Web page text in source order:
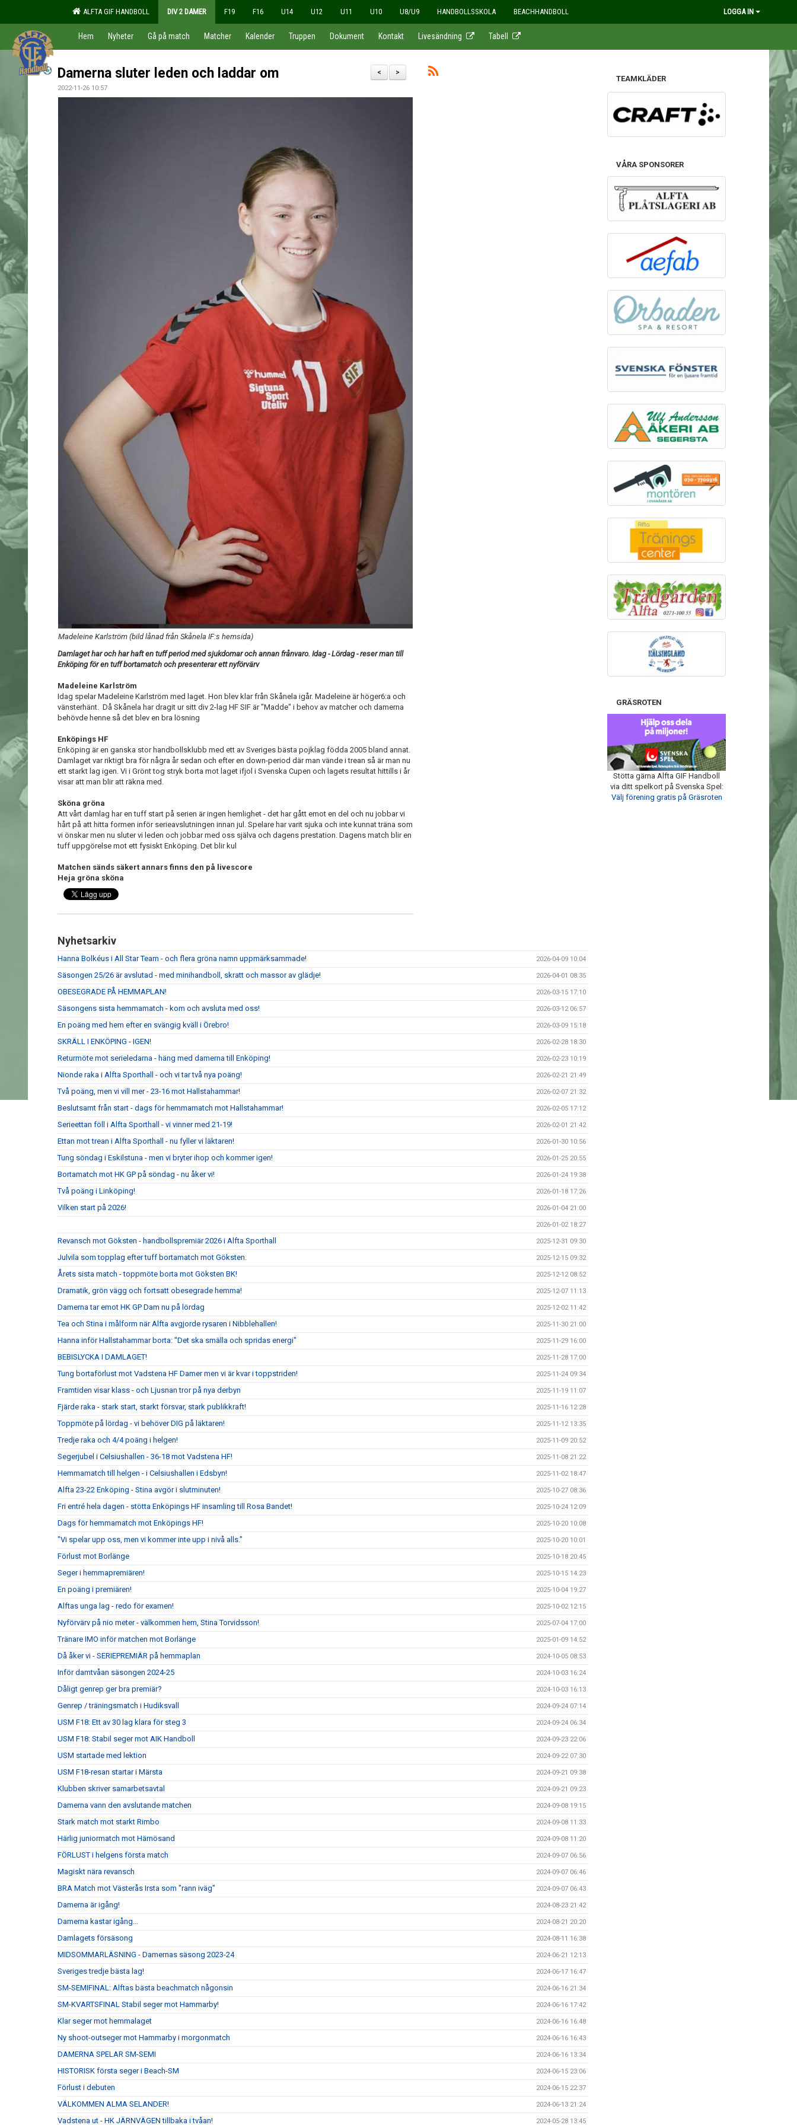
ALFTA GIF HANDBOLL DIV 2 DAMER F19 F16 U14 U12 U11 U10 U8/U9 HANDBOLLSSKOLA BEACHHANDBOLL LOGGA IN
Hem Nyheter Gå på match Matcher Kalender Truppen Dokument Kontakt Livesändning Tabell
>
<
Damerna sluter leden och laddar om
2022-11-26 10:57
Madeleine Karlström (bild lånad från Skånela IF:s hemsida)
Damlaget har och har haft en tuff period med sjukdomar och annan frånvaro. Idag - Lördag - reser man till
Enköping för en tuff bortamatch och presenterar ett nyförvärv
Madeleine Karlström
Idag spelar Madeleine Karlström med laget. Hon blev klar från Skånela igår. Madeleine är höger6:a och
vänsterhänt. Då Skånela har dragit ur sitt div 2-lag HF SIF är "Madde" i behov av matcher och damerna
behövde henne så det blev en bra lösning
Enköpings HF
Enköping är en ganska stor handbollsklubb med ett av Sveriges bästa pojklag födda 2005 bland annat.
Damlaget var riktigt bra för några år sedan och efter en down-period där man vände i trean så är man nu
ett starkt lag igen. Vi i Grönt tog stryk borta mot laget ifjol i Svenska Cupen och lagets resultat hittills i år
visar att man blir att räkna med.
Sköna gröna
Att vårt damlag har en tuff start på serien är ingen hemlighet - det har gått emot en del och nu jobbar vi
hårt på att hitta formen inför serieavslutningen innan jul. Spelare har varit sjuka och inte kunnat träna som
vi önskar men nu sluter vi leden och jobbar med oss själva och dagens prestation. Dagens match blir en
tuff uppgörelse mot ett fysiskt Enköping. Det blir kul
Matchen sänds säkert annars finns den på livescore
Heja gröna sköna
Nyhetsarkiv
Hanna Bolkéus i All Star Team - och flera gröna namn uppmärksammade! 2026-04-09 10:04
Säsongen 25/26 är avslutad - med minihandboll, skratt och massor av glädje! 2026-04-01 08:35
OBESEGRADE PÅ HEMMAPLAN! 2026-03-15 17:10
Säsongens sista hemmamatch - kom och avsluta med oss! 2026-03-12 06:57
En poäng med hem efter en svängig kväll i Örebro! 2026-03-09 15:18
SKRÄLL I ENKÖPING - IGEN! 2026-02-28 18:30
Returmöte mot serieledarna - häng med damerna till Enköping! 2026-02-23 10:19
Nionde raka i Alfta Sporthall - och vi tar två nya poäng! 2026-02-21 21:49
Två poäng, men vi vill mer - 23-16 mot Hallstahammar! 2026-02-07 21:32
Beslutsamt från start - dags för hemmamatch mot Hallstahammar! 2026-02-05 17:12
Serieettan föll i Alfta Sporthall - vi vinner med 21-19! 2026-02-01 21:42
Ettan mot trean i Alfta Sporthall - nu fyller vi läktaren! 2026-01-30 10:56
Tung söndag i Eskilstuna - men vi bryter ihop och kommer igen! 2026-01-25 20:55
Bortamatch mot HK GP på söndag - nu åker vi! 2026-01-24 19:38
Två poäng i Linköping! 2026-01-18 17:26
Vilken start på 2026! 2026-01-04 21:00
2026-01-02 18:27
Revansch mot Göksten - handbollspremiär 2026 i Alfta Sporthall 2025-12-31 09:30
Julvila som topplag efter tuff bortamatch mot Göksten. 2025-12-15 09:32
Årets sista match - toppmöte borta mot Göksten BK! 2025-12-12 08:52
Dramatik, grön vägg och fortsatt obesegrade hemma! 2025-12-07 11:13
Damerna tar emot HK GP Dam nu på lördag 2025-12-02 11:42
Tea och Stina i målform när Alfta avgjorde rysaren i Nibblehallen! 2025-11-30 21:00
Hanna inför Hallstahammar borta: "Det ska smälla och spridas energi" 2025-11-29 16:00
BEBISLYCKA I DAMLAGET! 2025-11-28 17:00
Tung bortaförlust mot Vadstena HF Damer men vi är kvar i toppstriden! 2025-11-24 09:34
Framtiden visar klass - och Ljusnan tror på nya derbyn 2025-11-19 11:07
Fjärde raka - stark start, starkt försvar, stark publikkraft! 2025-11-16 12:28
Toppmöte på lördag - vi behöver DIG på läktaren! 2025-11-12 13:35
Tredje raka och 4/4 poäng i helgen! 2025-11-09 20:52
Segerjubel i Celsiushallen - 36-18 mot Vadstena HF! 2025-11-08 21:22
Hemmamatch till helgen - i Celsiushallen i Edsbyn! 2025-11-02 18:47
Alfta 23-22 Enköping - Stina avgör i slutminuten! 2025-10-27 08:36
Fri entré hela dagen - stötta Enköpings HF insamling till Rosa Bandet! 2025-10-24 12:09
Dags för hemmamatch mot Enköpings HF! 2025-10-20 10:08
"Vi spelar upp oss, men vi kommer inte upp i nivå alls." 2025-10-20 10:01
Förlust mot Borlänge 2025-10-18 20:45
Seger i hemmapremiären! 2025-10-15 14:23
En poäng i premiären! 2025-10-04 19:27
Alftas unga lag - redo för examen! 2025-10-02 12:15
Nyförvärv på nio meter - välkommen hem, Stina Torvidsson! 2025-07-04 17:00
Tränare IMO inför matchen mot Borlänge 2025-01-09 14:52
Då åker vi - SERIEPREMIÄR på hemmaplan 2024-10-05 08:53
Inför damtvåan säsongen 2024-25 2024-10-03 16:24
Dåligt genrep ger bra premiär? 2024-10-03 16:13
Genrep / träningsmatch i Hudiksvall 2024-09-24 07:14
USM F18: Ett av 30 lag klara för steg 3 2024-09-24 06:34
USM F18: Stabil seger mot AIK Handboll 2024-09-23 22:06
USM startade med lektion 2024-09-22 07:30
USM F18-resan startar i Märsta 2024-09-21 09:38
Klubben skriver samarbetsavtal 2024-09-21 09:23
Damerna vann den avslutande matchen 2024-09-08 19:15
Stark match mot starkt Rimbo 2024-09-08 11:33
Härlig juniormatch mot Härnösand 2024-09-08 11:20
FÖRLUST i helgens första match 2024-09-07 06:56
Magiskt nära revansch 2024-09-07 06:46
BRA Match mot Västerås Irsta som "rann iväg" 2024-09-07 06:43
Damerna är igång! 2024-08-23 21:42
Damerna kastar igång... 2024-08-21 20:20
Damlagets försäsong 2024-08-11 16:38
MIDSOMMARLÄSNING - Damernas säsong 2023-24 2024-06-21 12:13
Sveriges tredje bästa lag! 2024-06-17 16:47
SM-SEMIFINAL: Alftas bästa beachmatch någonsin 2024-06-16 21:34
SM-KVARTSFINAL Stabil seger mot Hammarby! 2024-06-16 17:42
Klar seger mot hemmalaget 2024-06-16 16:48
Ny shoot-outseger mot Hammarby i morgonmatch 2024-06-16 16:43
DAMERNA SPELAR SM-SEMI 2024-06-16 13:34
HISTORISK första seger i Beach-SM 2024-06-15 23:06
Förlust i debuten 2024-06-15 22:37
VÄLKOMMEN ALMA SELANDER! 2024-06-13 21:24
Vadstena ut - HK JÄRNVÄGEN tillbaka i tvåan! 2024-05-28 13:45
TEAMKLÄDER
VÅRA SPONSORER
GRÄSROTEN
Stötta gärna Alfta GIF Handboll
via ditt spelkort på Svenska Spel:
Välj förening gratis på Gräsroten